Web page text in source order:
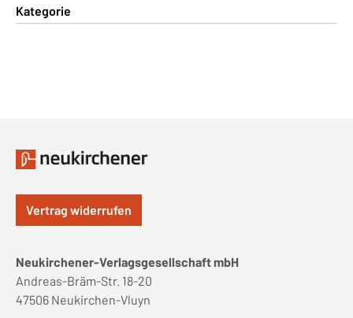
Kategorie
Vertrag widerrufen
Neukirchener-Verlagsgesellschaft mbH
Andreas-Bräm-Str. 18-20
47506 Neukirchen-Vluyn